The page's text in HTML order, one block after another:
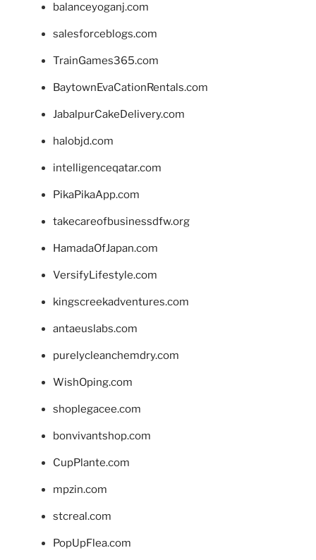
balanceyoganj.com
salesforceblogs.com
TrainGames365.com
BaytownEvaCationRentals.com
JabalpurCakeDelivery.com
halobjd.com
intelligenceqatar.com
PikaPikaApp.com
takecareofbusinessdfw.org
HamadaOfJapan.com
VersifyLifestyle.com
kingscreekadventures.com
antaeuslabs.com
purelycleanchemdry.com
WishOping.com
shoplegacee.com
bonvivantshop.com
CupPlante.com
mpzin.com
stcreal.com
PopUpFlea.com